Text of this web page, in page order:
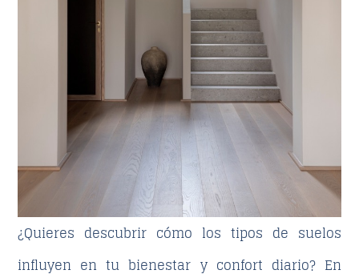
¿Quieres descubrir cómo los tipos de suelos
influyen en tu bienestar y confort diario? En